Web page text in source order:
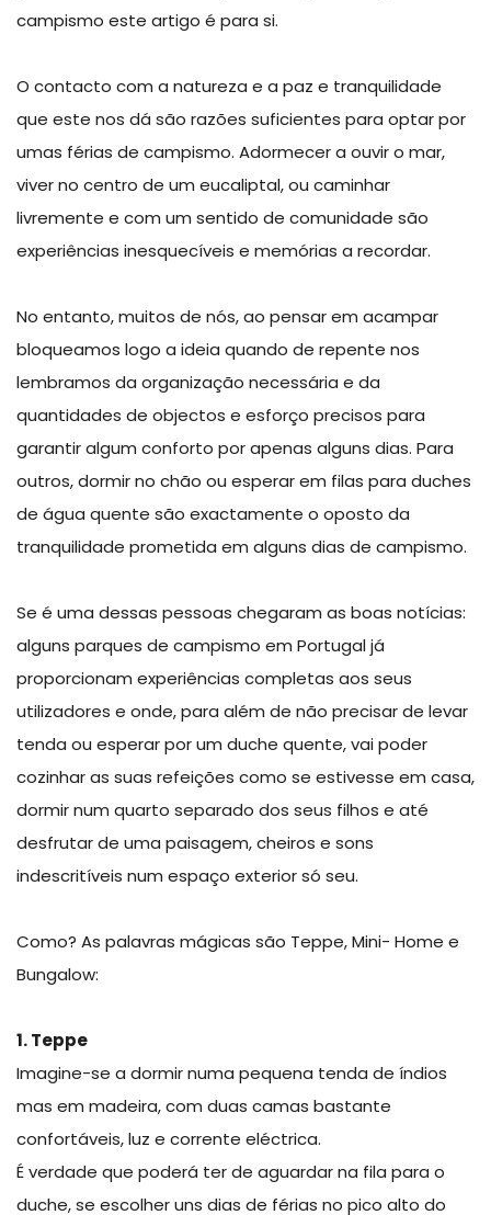
campismo este artigo é para si.
O contacto com a natureza e a paz e tranquilidade
que este nos dá são razões suficientes para optar por
umas férias de campismo. Adormecer a ouvir o mar,
viver no centro de um eucaliptal, ou caminhar
livremente e com um sentido de comunidade são
experiências inesquecíveis e memórias a recordar.
No entanto, muitos de nós, ao pensar em acampar
bloqueamos logo a ideia quando de repente nos
lembramos da organização necessária e da
quantidades de objectos e esforço precisos para
garantir algum conforto por apenas alguns dias. Para
outros, dormir no chão ou esperar em filas para duches
de água quente são exactamente o oposto da
tranquilidade prometida em alguns dias de campismo.
Se é uma dessas pessoas chegaram as boas notícias:
alguns parques de campismo em Portugal já
proporcionam experiências completas aos seus
utilizadores e onde, para além de não precisar de levar
tenda ou esperar por um duche quente, vai poder
cozinhar as suas refeições como se estivesse em casa,
dormir num quarto separado dos seus filhos e até
desfrutar de uma paisagem, cheiros e sons
indescritíveis num espaço exterior só seu.
Como? As palavras mágicas são Teppe, Mini- Home e
Bungalow:
1. Teppe
Imagine-se a dormir numa pequena tenda de índios
mas em madeira, com duas camas bastante
confortáveis, luz e corrente eléctrica.
É verdade que poderá ter de aguardar na fila para o
duche, se escolher uns dias de férias no pico alto do